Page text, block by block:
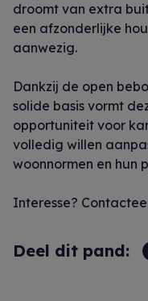
droomt van extra
een afzonderlijke
aanwezig.
Dankzij de open
solide basis vormt
opportuniteit voor
volledig willen
woonnormen en hun
Interesse?
Deel dit pand: